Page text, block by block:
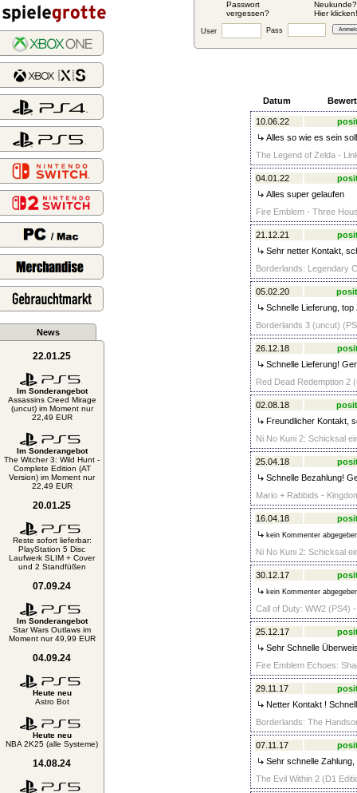
Passwort
vergessen?
Neukunde?
Hier klicken!
User Pass
News
22.01.25
Im Sonderangebot
Assassins Creed Mirage
(uncut) im Moment nur
22,49 EUR
Im Sonderangebot
The Witcher 3: Wild Hunt -
Complete Edition (AT
Version) im Moment nur
22,49 EUR
20.01.25
Reste sofort lieferbar:
PlayStation 5 Disc
Laufwerk SLIM + Cover
und 2 Standfüßen
07.09.24
Im Sonderangebot
Star Wars Outlaws im
Moment nur 49,99 EUR
04.09.24
Heute neu
Astro Bot
Heute neu
NBA 2K25 (alle Systeme)
14.08.24
Datum
10.06.22
Alles so wie es sein
The Legend of Zelda -
04.01.22
Alles super gelaufen
Fire Emblem - Three
21.12.21
Sehr netter Kontakt,
Borderlands: Legendary
05.02.20
Schnelle Lieferung,
Borderlands 3 (uncut)
26.12.18
Schnelle Lieferung!
Red Dead Redemption 2
02.08.18
Freundlicher Kontakt,
Ni No Kuni 2: Schicksal
25.04.18
Schnelle Bezahlung!
Mario + Rabbids -
16.04.18
kein Kommenter
Ni No Kuni 2: Schicksal
30.12.17
kein Kommenter
Call of Duty: WW2 (PS4)
25.12.17
Sehr Schnelle
Fire Emblem Echoes:
29.11.17
Netter Kontakt !
Borderlands: The
07.11.17
Sehr schnelle Zahlung,
The Evil Within 2 (D1